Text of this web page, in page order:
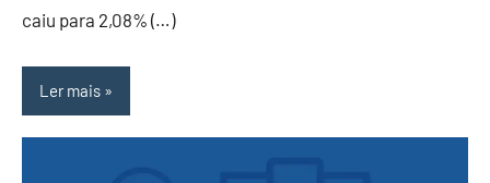
caiu para 2,08% (…)
Ler mais